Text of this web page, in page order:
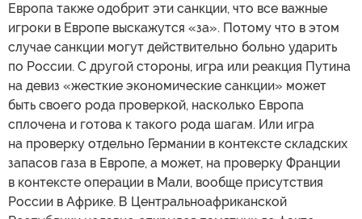
Европа также одобрит эти санкции, что все важные
игроки в Европе выскажутся «за». Потому что в этом
случае санкции могут действительно больно ударить
по России. С другой стороны, игра или реакция Путина
на девиз «жесткие экономические санкции» может
быть своего рода проверкой, насколько Европа
сплочена и готова к такого рода шагам. Или игра
на проверку отдельно Германии в контексте складских
запасов газа в Европе, а может, на проверку Франции
в контексте операции в Мали, вообще присутствия
России в Африке. В Центральноафриканской